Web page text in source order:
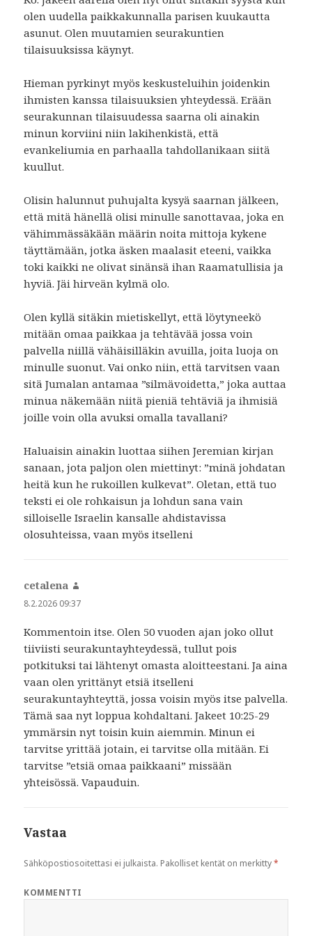
olen uudella paikkakunnalla parisen kuukautta
asunut. Olen muutamien seurakuntien
tilaisuuksissa käynyt.
Hieman pyrkinyt myös keskusteluihin joidenkin
ihmisten kanssa tilaisuuksien yhteydessä. Erään
seurakunnan tilaisuudessa saarna oli ainakin
minun korviini niin lakihenkistä, että
evankeliumia en parhaalla tahdollanikaan siitä
kuullut.
Olisin halunnut puhujalta kysyä saarnan jälkeen,
että mitä hänellä olisi minulle sanottavaa, joka en
vähimmässäkään määrin noita mittoja kykene
täyttämään, jotka äsken maalasit eteeni, vaikka
toki kaikki ne olivat sinänsä ihan Raamatullisia ja
hyviä. Jäi hirveän kylmä olo.
Olen kyllä sitäkin mietiskellyt, että löytyneekö
mitään omaa paikkaa ja tehtävää jossa voin
palvella niillä vähäisilläkin avuilla, joita luoja on
minulle suonut. Vai onko niin, että tarvitsen vaan
sitä Jumalan antamaa ”silmävoidetta,” joka auttaa
minua näkemään niitä pieniä tehtäviä ja ihmisiä
joille voin olla avuksi omalla tavallani?
Haluaisin ainakin luottaa siihen Jeremian kirjan
sanaan, jota paljon olen miettinyt: ”minä johdatan
heitä kun he rukoillen kulkevat”. Oletan, että tuo
teksti ei ole rohkaisun ja lohdun sana vain
silloiselle Israelin kansalle ahdistavissa
olosuhteissa, vaan myös itselleni
cetalena
8.2.2026 09:37
Kommentoin itse. Olen 50 vuoden ajan joko ollut
tiiviisti seurakuntayhteydessä, tullut pois
potkituksi tai lähtenyt omasta aloitteestani. Ja aina
vaan olen yrittänyt etsiä itselleni
seurakuntayhteyttä, jossa voisin myös itse palvella.
Tämä saa nyt loppua kohdaltani. Jakeet 10:25-29
ymmärsin nyt toisin kuin aiemmin. Minun ei
tarvitse yrittää jotain, ei tarvitse olla mitään. Ei
tarvitse ”etsiä omaa paikkaani” missään
yhteisössä. Vapauduin.
Vastaa
Sähköpostiosoitettasi ei julkaista. Pakolliset kentät on merkitty*
KOMMENTTI